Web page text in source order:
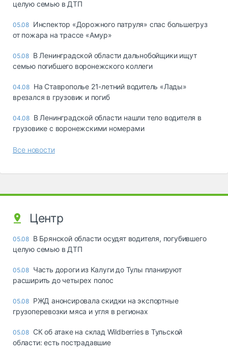
целую семью в ДТП
05.08 Инспектор «Дорожного патруля» спас большегруз
от пожара на трассе «Амур»
05.08 В Ленинградской области дальнобойщики ищут
семью погибшего воронежского коллеги
04.08 На Ставрополье 21-летний водитель «Лады»
врезался в грузовик и погиб
04.08 В Ленинградской области нашли тело водителя в
грузовике с воронежскими номерами
Все новости
Центр
05.08 В Брянской области осудят водителя, погубившего
целую семью в ДТП
05.08 Часть дороги из Калуги до Тулы планируют
расширить до четырех полос
05.08 РЖД анонсировала скидки на экспортные
грузоперевозки мяса и угля в регионах
05.08 СК об атаке на склад Wildberries в Тульской
области: есть пострадавшие